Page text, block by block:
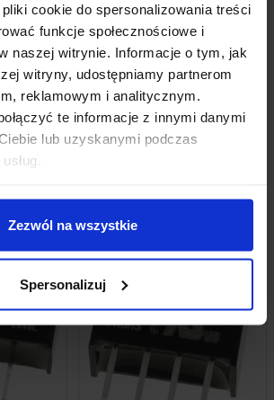
cookie do spersonalizowania treści
funkcje społecznościowe i
naszej witrynie. Informacje o tym, jak
witryny, udostępniamy partnerom
reklamowym i analitycznym.
te informacje z innymi danymi
lub uzyskanymi podczas
Zezwól na wszystkie
Spersonalizuj
– 10 W
24h
Przetwornica Hi-Link B1212S-3WR3 12 V
DC / 12 V Dc – 3 W
12,29zł z VAT
Wysyłkaz Polski w 24h